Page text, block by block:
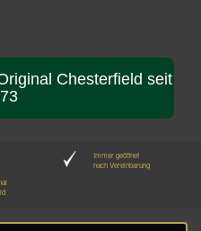
Chesterfield seit
Immer geöffnet
nach Vereinbarung